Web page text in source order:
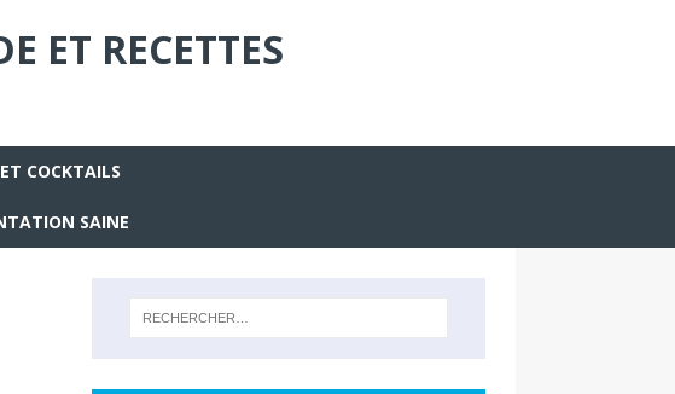
ET RECETTES
COCKTAILS
SAINE